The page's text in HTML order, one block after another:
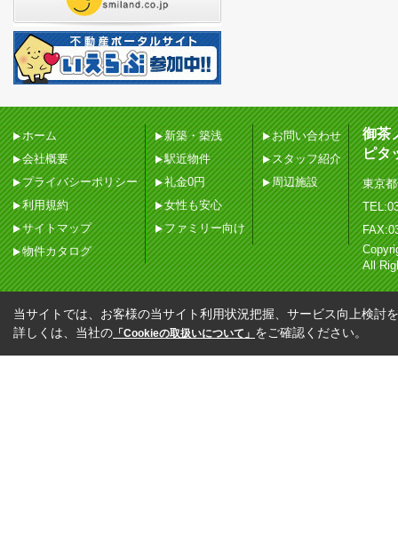
ホーム
会社概要
プライバシーポリシー
利用規約
サイトマップ
物件カタログ
新築・築浅
駅近物件
礼金0円
女性も安心
ファミリー向け
お問い合わせ
スタッフ紹介
周辺施設
御茶
ピタ
東京
All
当サイトでは、お客様の当サイト利用状況把握、サービス向上検討
詳しくは、当社の 「Cookieの取扱いについて」 をご確認ください。